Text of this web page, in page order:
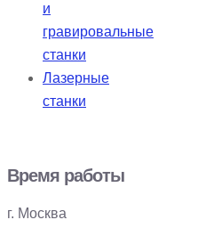
и
гравировальные
станки
Лазерные
станки
Время работы
г. Москва